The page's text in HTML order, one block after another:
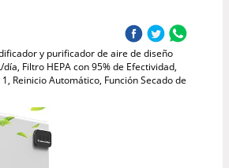
y purificador de aire de diseño
día, Filtro HEPA con 95% de Efectividad,
Reinicio Automático, Función Secado de